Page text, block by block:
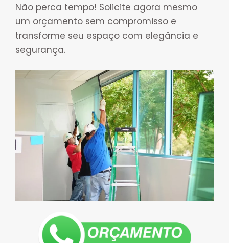
Não perca tempo! Solicite agora mesmo
um orçamento sem compromisso e
transforme seu espaço com elegância e
segurança.